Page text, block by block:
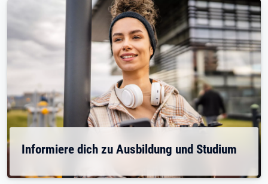
Informiere dich zu Ausbildung und Studium